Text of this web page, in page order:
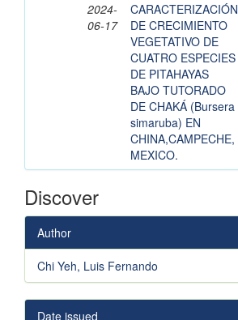
2024-
06-17
CARACTERIZACIÓN
DE CRECIMIENTO
VEGETATIVO DE
CUATRO ESPECIES
DE PITAHAYAS
BAJO TUTORADO
DE CHAKÁ (Bursera
simaruba) EN
CHINA,CAMPECHE,
MEXICO.
Discover
Author
Chi Yeh, Luis Fernando
Date issued